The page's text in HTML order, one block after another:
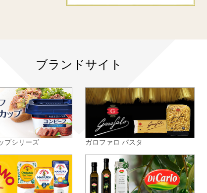
ブランドサイト
プシリーズ ガロファロ パスタ